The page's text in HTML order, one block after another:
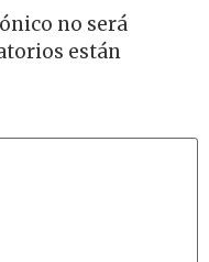
no será
están